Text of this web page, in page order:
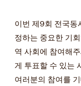
이번 제9회 전국동
정하는 중요한 기
역 사회에 참여해
게 투표할 수 있는
여러분의 참여를